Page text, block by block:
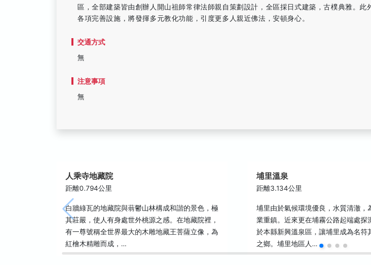
區，全部建築皆由創辦人開山祖師常律法師親自策劃設計，全區採日式建築，古樸典雅。此
各項完善設施，將發揮多元教化功能，引度更多人親近佛法，安頓身心。
交通方式
無
注意事項
無
人乘寺地藏院
距離0.794公里
白牆綠瓦的地藏院與蓊鬱山林構成和諧的景色，極
其莊嚴，使人有身處世外桃源之感。在地藏院裡，
有一尊號稱全世界最大的木雕地藏王菩薩立像，為
紅檜木精雕而成，…
埔里溫泉
距離3.134公里
埔里由於氣候環境優良，水質清澈，
業重鎮。近來更在埔霧公路起端處探
於本縣新興溫泉區，讓埔里成為名符
之鄉。埔里地區人…